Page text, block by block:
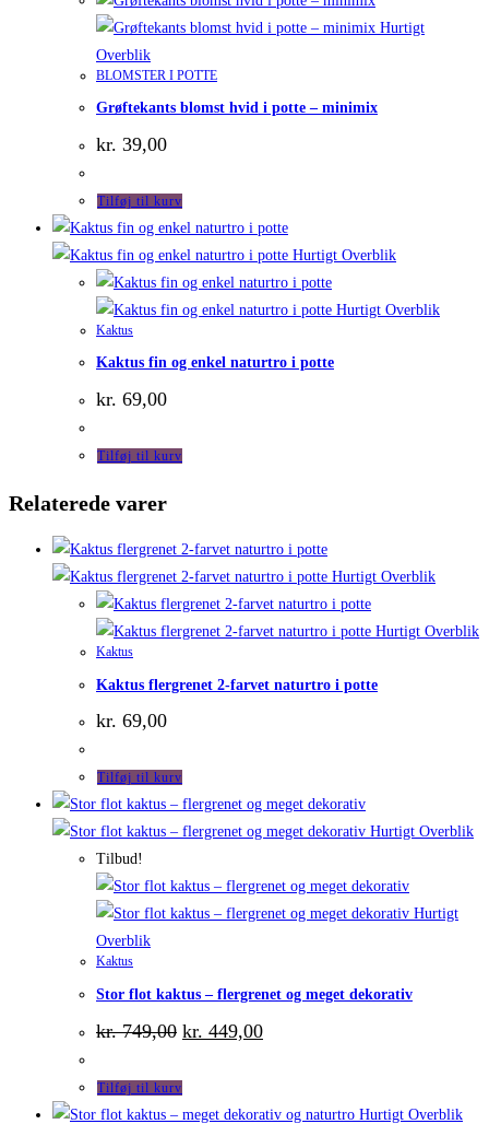
Hurtigt
Overblik
BLOMSTER I POTTE
Grøftekants blomst hvid i potte – minimix
kr. 39,00
Tilføj til kurv
Hurtigt Overblik
Hurtigt Overblik
Kaktus
Kaktus fin og enkel naturtro i potte
kr. 69,00
Tilføj til kurv
Relaterede varer
Hurtigt Overblik
Hurtigt Overblik
Kaktus
Kaktus flergrenet 2-farvet naturtro i potte
kr. 69,00
Tilføj til kurv
Hurtigt Overblik
Tilbud!
Hurtigt
Overblik
Kaktus
Stor flot kaktus – flergrenet og meget dekorativ
kr.749,00 Den
oprindelige
var:
kr. 749,00.
kr. 449,00Den
aktuelle
kr. 449,00.
Tilføj til kurv
Hurtigt Overblik